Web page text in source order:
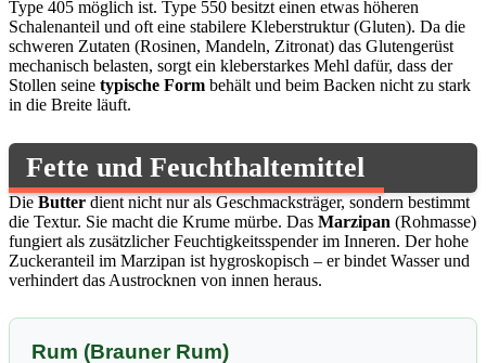
Type 405 möglich ist. Type 550 besitzt einen etwas höheren
Schalenanteil und oft eine stabilere Kleberstruktur (Gluten). Da die
schweren Zutaten (Rosinen, Mandeln, Zitronat) das Glutengerüst
mechanisch belasten, sorgt ein kleberstarkes Mehl dafür, dass der
Stollen seine typische Form behält und beim Backen nicht zu stark
in die Breite läuft.
Fette und Feuchthaltemittel
DieButterdient nicht nur als Geschmacksträger, sondern bestimmt
die Textur. Sie macht die Krume mürbe. Das Marzipan (Rohmasse)
fungiert als zusätzlicher Feuchtigkeitsspender im Inneren. Der hohe
Zuckeranteil im Marzipan ist hygroskopisch – er bindet Wasser und
verhindert das Austrocknen von innen heraus.
Rum (Brauner Rum)